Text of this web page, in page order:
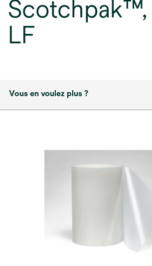
Scotchpak™,
LF
Vous en voulez plus ?